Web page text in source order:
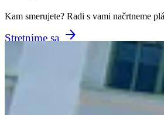
Kam smerujete? Radi s vami načrtneme
Stretnime sa